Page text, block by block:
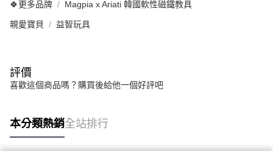
🍀更多品牌 Magpia x Ariati 韓國軟性磁鐵教具
親愛寶貝 益智玩具
評價
喜歡這個商品嗎？購買後給他一個好評吧
本分類熱銷全站排行